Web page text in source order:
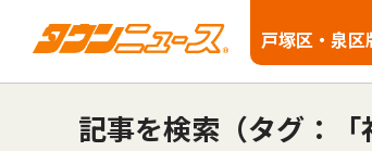
戸塚区・泉区
記事を検索（タグ：「